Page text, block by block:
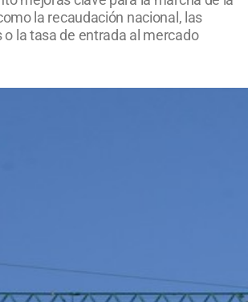
la recaudación nacional, las
la tasa de entrada al mercado